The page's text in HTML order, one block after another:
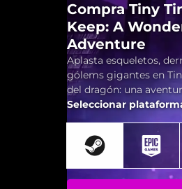
Compra Tiny
Keep: A
Adventure
Aplasta esqueletos,
gólems gigantes en
del dragón: una
Seleccionar